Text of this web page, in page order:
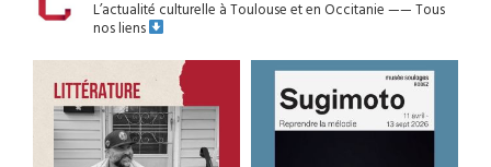
L’actualité culturelle à Toulouse et en Occitanie——Tous
nos liens